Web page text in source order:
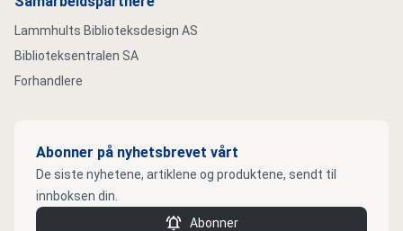
Lammhults Biblioteksdesign AS
Biblioteksentralen SA
Forhandlere
Abonner på nyhetsbrevet vårt
De siste nyhetene, artiklene og produktene, sendt til
innboksen din.
Abonner